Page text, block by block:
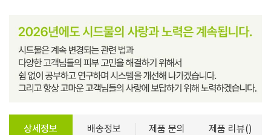
상세정보 배송정보 제품 문의 제품 리뷰()